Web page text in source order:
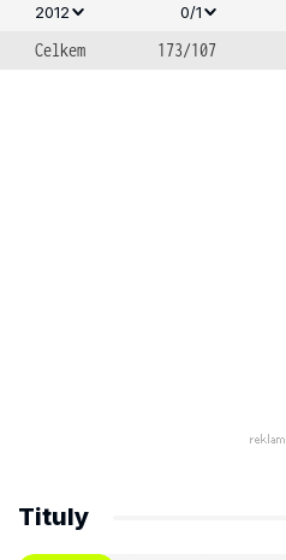
2012
0/1
Celkem 173/107
Tituly